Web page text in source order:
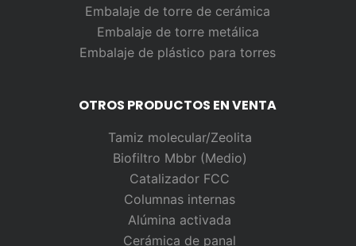
Embalaje de torre de cerámica
Embalaje de torre metálica
Embalaje de plástico para torres
OTROS PRODUCTOS EN VENTA
Tamiz molecular/Zeolita
Biofiltro Mbbr (Medio)
Catalizador FCC
Columnas internas
Alúmina activada
Cerámica de panal